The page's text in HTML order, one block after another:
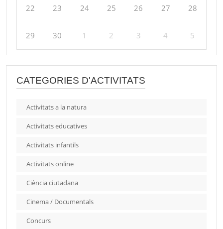
22 23 24 25 26 27 28
29 30 1 2 3 4 5
CATEGORIES D'ACTIVITATS
Activitats a la natura
Activitats educatives
Activitats infantils
Activitats online
Ciència ciutadana
Cinema / Documentals
Concurs